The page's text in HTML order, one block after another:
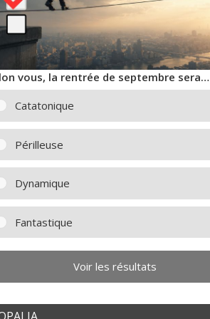
vous, la rentrée de septembre sera…
Catatonique
Périlleuse
Dynamique
Fantastique
Voir les résultats